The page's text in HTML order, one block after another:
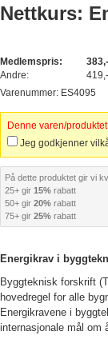
Nettkurs:
Medlemspris:
383,-
Andre:
419,-
Varenummer: ES4095
Denne varen/
Jeg godkjenner
På dette produktet gir vi
25+ gir 15% rabatt
50+ gir 20% rabatt
75+ gir 25% rabatt
Energikrav i
Byggteknisk forskrift
hovedregel for alle
Energikravene i
internasjonale mål om